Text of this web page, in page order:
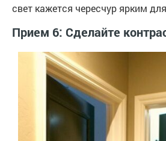
свет кажется чересчур ярким
Прием 6: Сделайте